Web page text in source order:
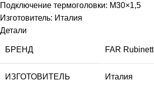
Подключение термоголовки: М30×1,5
Изготовитель: Италия
Детали
БРЕНД FAR
ИЗГОТОВИТЕЛЬ Италия